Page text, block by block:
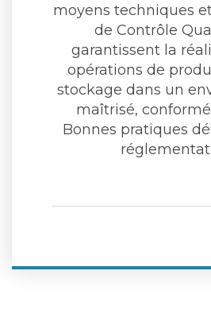
moyens techniques
de Contrôle
garantissent la
opérations de
stockage dans un
maîtrisé,
Bonnes pratiques